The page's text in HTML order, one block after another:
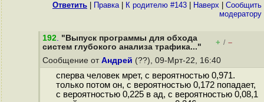
Ответить Правка| К родителю #143 Наверх
Cообщить
модератору
192. "Выпуск программы для обхода
систем глубокого анализа трафика..."
+ / –
Сообщение от Андрей (??), 09-Мрт-22, 16:40
сперва человек мрет, с вероятностью 0,971.
только потом он, с вероятностью 0,172 попадает,
с вероятностью 0,225 в ад, с вероятностью 0,08,1